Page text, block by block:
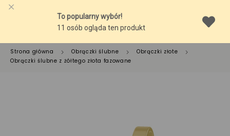
Strona główna Obrączki ślubne
Obrączki złote
Obrączki ślubne z żółtego złota fazowane